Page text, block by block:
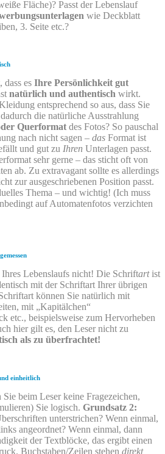
Fläche)? Passt der Lebens­lauf
wie Deckblatt
3. Seite etc.?
dass es Ihre Persönlichkeit gut
natürlich und authentisch wirkt.
entsprechend so aus, dass Sie
die natürliche Ausstrahlung
Quer­format des Fotos? So pauschal
nach nicht sagen – das Format ist
und gut zu Ihren Unterlagen passt.
sehr gerne – das sticht oft von
ab. Zu extra­vagant sollte es allerdings
zur ausgeschriebenen Position passt.
Thema – und wichtig! (Ich muss
auf Automatenfotos verzichten
Ihres Lebenslaufs nicht! Die Schriftartist
mit der Schriftart Ihrer übrigen
können Sie natürlich mit
mit „Kapitälchen“
etc., beispiels­weise zum Hervorheben
hier gilt es, den Leser nicht zu
als zu überfrachtet!
einheitlich
Sie beim Leser keine Fragezeichen,
Sie logisch. Grundsatz 2:
unterstrichen? Wenn einmal,
angeordnet? Wenn einmal, dann
der Textblöcke, das ergibt einen
Buchstaben/­Zeilen stehen direkt